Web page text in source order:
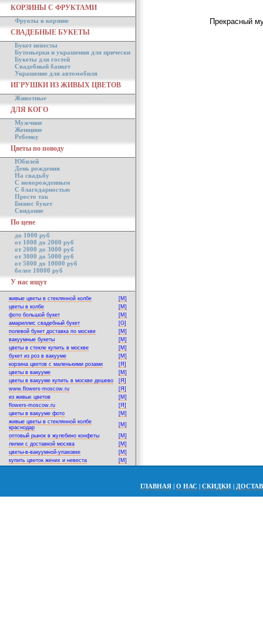
КОРЗИНЫ С ФРУКТАМИ
Фрукты в корзине
СВАДЕБНЫЕ БУКЕТЫ
Букет невесты
Бутоньерки и украшения для прически
Букеты для гостей
Свадебный банкет
Украшение для автомобиля
ИГРУШКИ ИЗ ЖИВЫХ ЦВЕТОВ
Животные
ДЛЯ КОГО
Мужчине
Женщине
Ребенку
Цветы по поводу
Юбилей
День рождения
На свадьбу
С новорожденным
С благодарностью
Просто так
Бизнес букет
Свидание
По цене
до 1000 руб
от 1000 до 2000 руб
от 2000 до 3000 руб
от 3000 до 5000 руб
от 5000 до 10000 руб
более 10000 руб
У нас ищут
живые цветы в стеклянной колбе
[M]
цветы в колбе
[M]
фото большой букет
[M]
амариллис свадебный букет
[G]
полевой букет доставка по москве
[M]
вакуумные букеты
[M]
цветы в стекле купить в москве
[M]
букет из роз в вакууме
[M]
корзина цветов с маленькими розами
[Я]
цветы в вакууме
[M]
цветы в вакууме купить в москве дешево
[Я]
www.flowers-moscow.ru
[Я]
из живых цветов
[M]
flowers-moscow.ru
[Я]
цветы в вакууме фото
[M]
живые цветы в стеклянной колбе
краснодар
[M]
оптовый рынок в жулебино конфеты
[M]
лилии с доставкой москва
[M]
цветы-в-вакуумной-упаковке
[M]
купить цветок жених и невеста
[M]
Прекрасный
ГЛАВНАЯ | О НАС | СКИДКИ |